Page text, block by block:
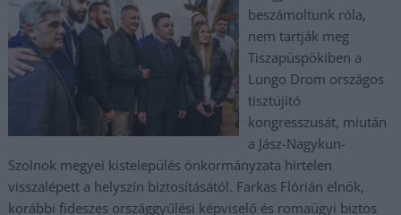
beszámoltunk róla,
nem tartják meg
Tiszapüspökiben a
Lungo Drom országos
tisztújító
kongresszusát, miután
a Jász-Nagykun-
Szolnok megyei kistelepülés önkormányzata hirtelen
visszalépett a helyszín biztosításától. Farkas Flórián elnök,
korábbi fideszes országgyűlési képviselő és romaügyi biztos